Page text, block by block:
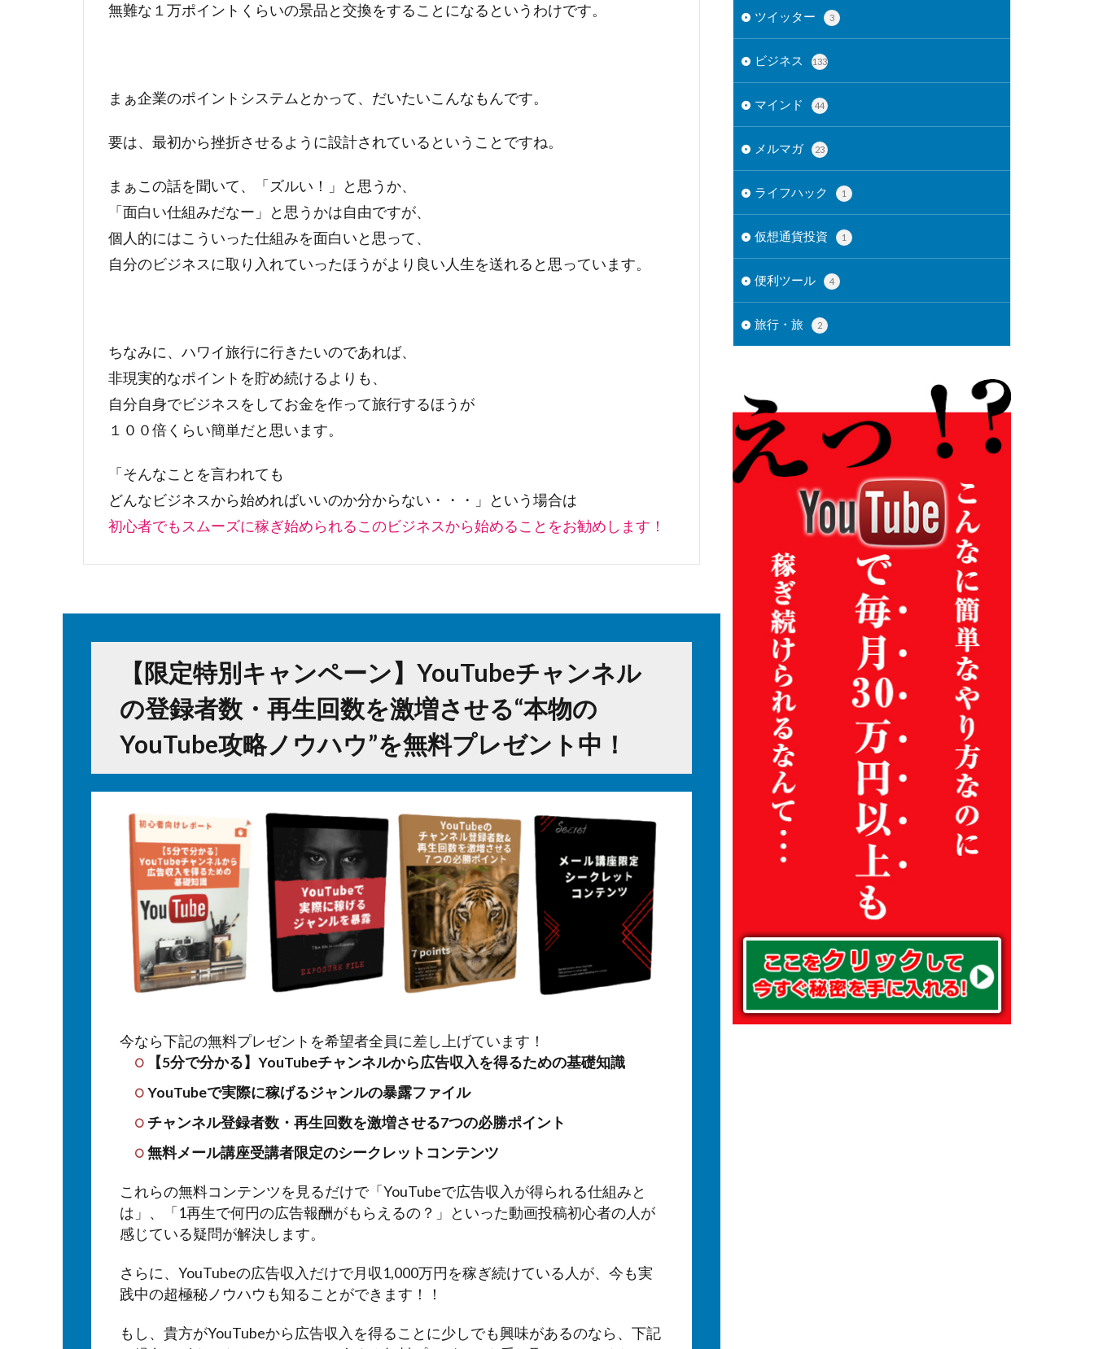
無難な１万ポイントくらいの景品と交換をすることになるというわけです。
まぁ企業のポイントシステムとかって、だいたいこんなもんです。
要は、最初から挫折させるように設計されているということですね。
まぁこの話を聞いて、「ズルい！」と思うか、
「面白い仕組みだなー」と思うかは自由ですが、
個人的にはこういった仕組みを面白いと思って、
自分のビジネスに取り入れていったほうがより良い人生を送れると思っています。
ちなみに、ハワイ旅行に行きたいのであれば、
非現実的なポイントを貯め続けるよりも、
自分自身でビジネスをしてお金を作って旅行するほうが
１００倍くらい簡単だと思います。
「そんなことを言われても
どんなビジネスから始めればいいのか分からない・・・」という場合は
初心者でもスムーズに稼ぎ始められるこのビジネスから始めることをお勧めします！
【限定特別キャンペーン】YouTubeチャンネル
の登録者数・再生回数を激増させる“本物の
YouTube攻略ノウハウ”を無料プレゼント中！
今なら下記の無料プレゼントを希望者全員に差し上げています！
【5分で分かる】YouTubeチャンネルから広告収入を得るための基礎知識
YouTubeで実際に稼げるジャンルの暴露ファイル
チャンネル登録者数・再生回数を激増させる7つの必勝ポイント
無料メール講座受講者限定のシークレットコンテンツ
これらの無料コンテンツを見るだけで「YouTubeで広告収入が得られる仕組みと
は」、「1再生で何円の広告報酬がもらえるの？」といった動画投稿初心者の人が
感じている疑問が解決します。
さらに、YouTubeの広告収入だけで月収1,000万円を稼ぎ続けている人が、今も実
践中の超極秘ノウハウも知ることができます！！
もし、貴方がYouTubeから広告収入を得ることに少しでも興味があるのなら、下記
ツイッター 3
ビジネス 133
マインド 44
メルマガ 23
ライフハック 1
仮想通貨投資 1
便利ツール 4
旅行・旅 2